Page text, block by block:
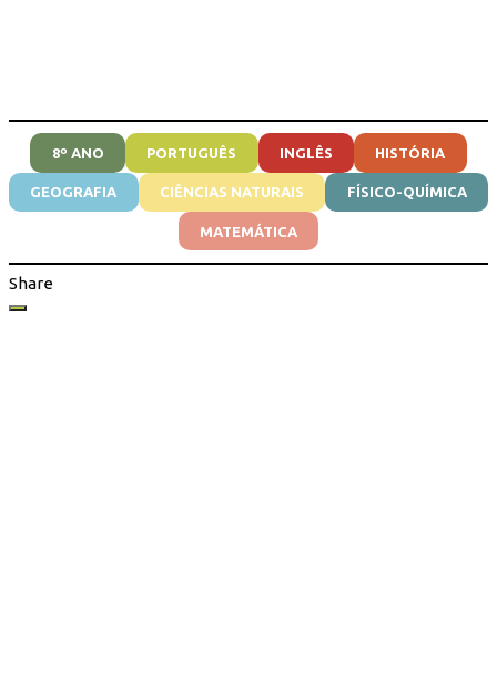
8º ANO PORTUGUÊS INGLÊS HISTÓRIA
GEOGRAFIA CIÊNCIAS NATURAIS FÍSICO-QUÍMICA
MATEMÁTICA
Share